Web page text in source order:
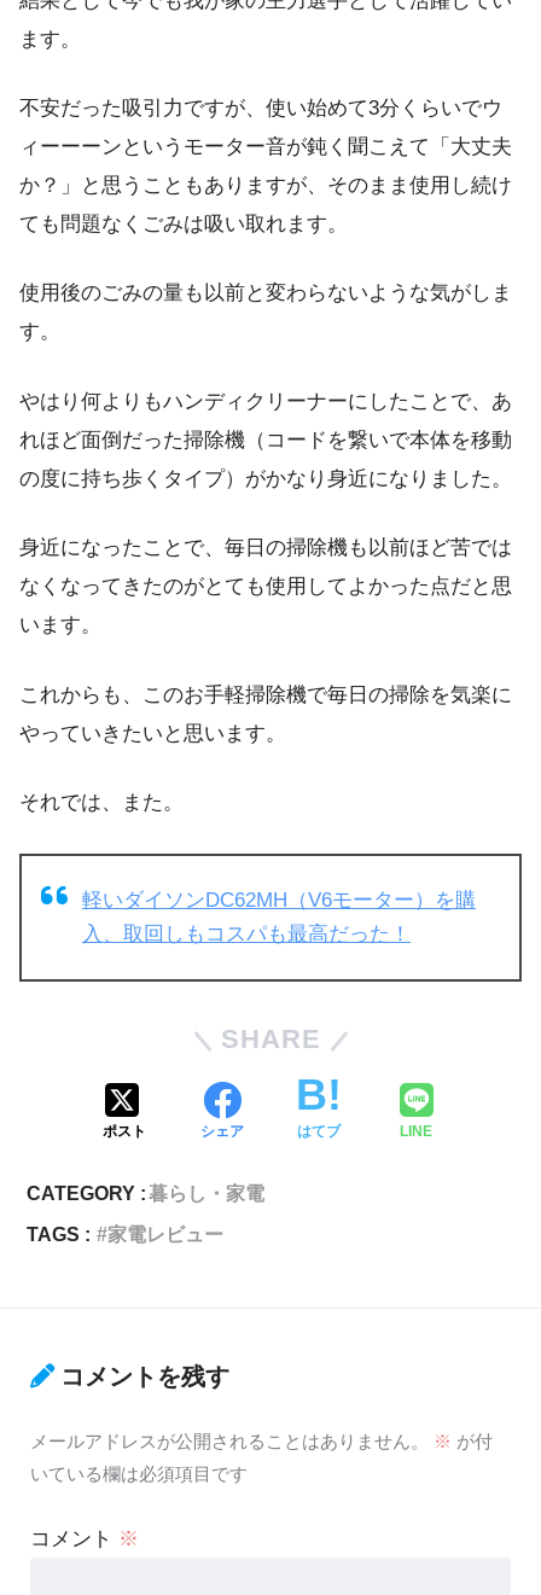
ます。
不安だった吸引力ですが、使い始めて3分くらいでウ
ィーーーンというモーター音が鈍く聞こえて「大丈夫
か？」と思うこともありますが、そのまま使用し続け
ても問題なくごみは吸い取れます。
使用後のごみの量も以前と変わらないような気がしま
す。
やはり何よりもハンディクリーナーにしたことで、あ
れほど面倒だった掃除機（コードを繋いで本体を移動
の度に持ち歩くタイプ）がかなり身近になりました。
身近になったことで、毎日の掃除機も以前ほど苦では
なくなってきたのがとても使用してよかった点だと思
います。
これからも、このお手軽掃除機で毎日の掃除を気楽に
やっていきたいと思います。
それでは、また。
軽いダイソンDC62MH（V6モーター）を購
入、取回しもコスパも最高だった！
SHARE
ポスト シェア はてブ LINE
CATEGORY :暮らし・家電
TAGS :
家電レビュー
コメントを残す
メールアドレスが公開されることはありません。 ※ が付
いている欄は必須項目です
コメント ※